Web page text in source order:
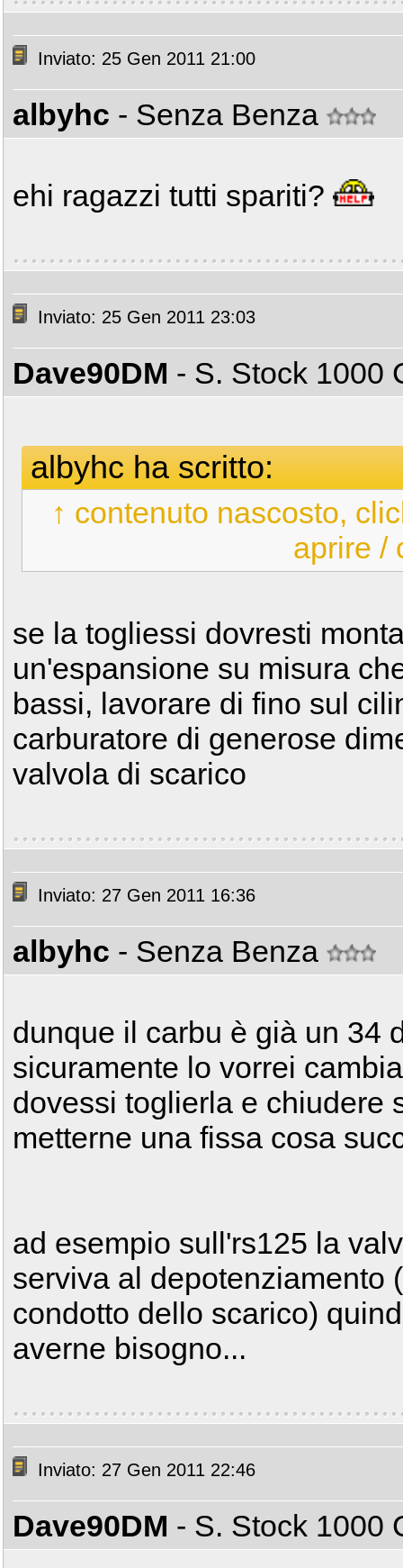
Inviato: 25 Gen 2011 21:00
albyhc - Senza Benza
ehi ragazzi tutti spariti?
Inviato: 25 Gen 2011 23:03
Dave90DM - S. Stock 1000
albyhc ha scritto:
↑ contenuto nascosto,
aprire /
se la togliessi dovresti
un'espansione su misura
bassi, lavorare di fino sul
carburatore di generose
valvola di scarico
Inviato: 27 Gen 2011 16:36
albyhc - Senza Benza
dunque il carbu è già un 34
sicuramente lo vorrei
dovessi toglierla e chiudere
metterne una fissa cosa
ad esempio sull'rs125 la
serviva al depotenziamento
condotto dello scarico)
averne bisogno...
Inviato: 27 Gen 2011 22:46
Dave90DM - S. Stock 1000